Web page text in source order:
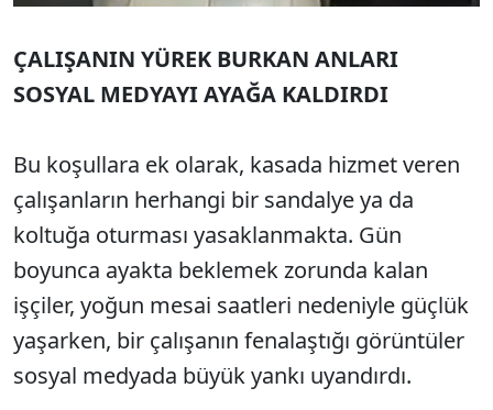
ÇALIŞANIN YÜREK BURKAN ANLARI
SOSYAL MEDYAYI AYAĞA KALDIRDI
Bu koşullara ek olarak, kasada hizmet veren
çalışanların herhangi bir sandalye ya da
koltuğa oturması yasaklanmakta. Gün
boyunca ayakta beklemek zorunda kalan
işçiler, yoğun mesai saatleri nedeniyle güçlük
yaşarken, bir çalışanın fenalaştığı görüntüler
sosyal medyada büyük yankı uyandırdı.